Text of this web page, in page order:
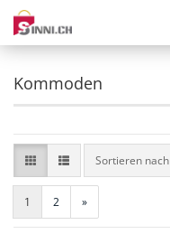
Kommoden
Sortieren nach
Sortieren nach
1 2 »